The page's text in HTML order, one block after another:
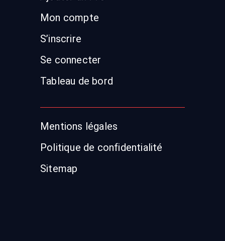
Mon compte
S’inscrire
Se connecter
Tableau de bord
Mentions légales
Politique de confidentialité
Sitemap